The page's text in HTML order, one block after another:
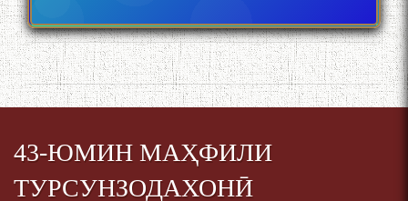
43-ЮМИН МАҲФИЛИ
ТУРСУНЗОДАХОНӢ